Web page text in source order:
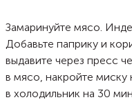
Замаринуйте мясо.
Добавьте паприку и
выдавите через пресс
в мясо, накройте миску
в холодильник на 30